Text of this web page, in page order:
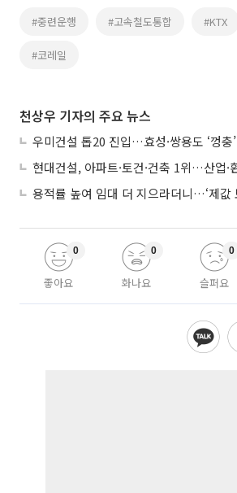
#중련운행 #고속철도통합 #KTX
#코레일
천상우 기자의 주요 뉴스
우미건설 톱20 진입…효성·쌍용도 ‘껑충’
좋아요
0
화나요
0
슬퍼요
0